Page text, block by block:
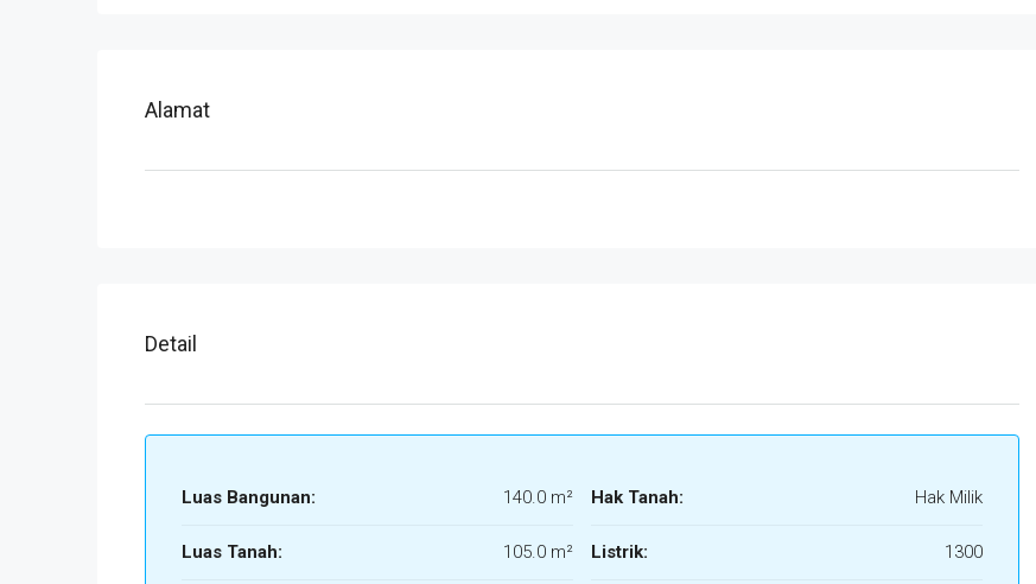
Alamat
Detail
Luas Bangunan: 140.0 m²
Luas Tanah: 105.0 m²
Hak Tanah: Hak Milik
Listrik: 1300